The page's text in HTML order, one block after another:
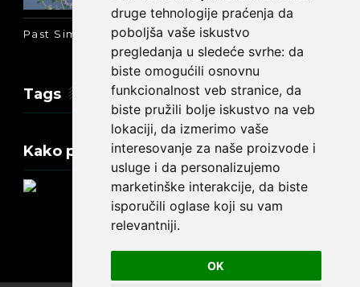
druge tehnologije praćenja da
poboljša vaše iskustvo
pregledanja u sledeće svrhe: da
biste omogućili osnovnu
funkcionalnost veb stranice, da
biste pružili bolje iskustvo na veb
lokaciji, da izmerimo vaše
interesovanje za naše proizvode i
usluge i da personalizujemo
marketinške interakcije, da biste
isporučili oglase koji su vam
relevantniji.
OK
Past Simple i Past Continuous - razlika
Tags
Kako promeniti tekst na engleskom?
Update cookies preferences